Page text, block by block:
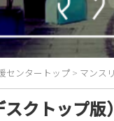
センタートップ > マンス
クトップ版）